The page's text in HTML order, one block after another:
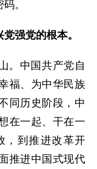
。
强党的根本。
。中国共产党自
福、为中华民族
同历史阶段，中
在一起、干在一
，到推进改革开
推进中国式现代